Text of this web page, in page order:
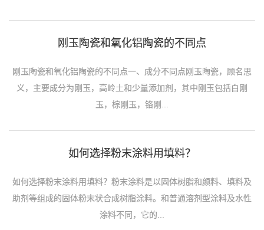
刚玉陶瓷和氧化铝陶瓷的不同点
刚玉陶瓷和氧化铝陶瓷的不同点一、成分不同点刚玉陶瓷，顾名思
义，主要成分为刚玉，高岭土和少量添加剂，其中刚玉包括白刚
玉，棕刚玉，铬刚...
如何选择粉末涂料用填料？
如何选择粉末涂料用填料？粉末涂料是以固体树脂和颜料、填料及
助剂等组成的固体粉末状合成树脂涂料。和普通溶剂型涂料及水性
涂料不同，它的...